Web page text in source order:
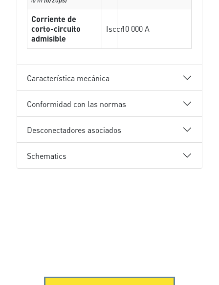
Corriente de
corto-circuito
admisible
Isccr10 000 A
Característica mecánica
Conformidad con las normas
Desconectadores asociados
Schematics